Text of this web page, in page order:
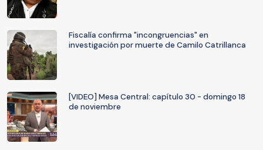
Fiscalía confirma "incongruencias" en
investigación por muerte de Camilo Catrillanca
[VIDEO] Mesa Central: capítulo 30 - domingo 18
de noviembre